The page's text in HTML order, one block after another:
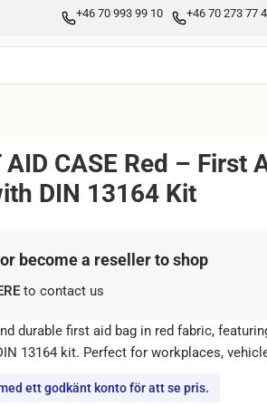
+46 70 993 99 10 +46 70 273 77
AID CASE Red – First
DIN 13164 Kit
become a reseller to shop
to contact us
durable first aid bag in red fabric,
13164 kit. Perfect for workplaces,
ett godkänt konto för att se pris.